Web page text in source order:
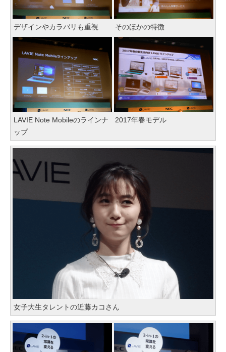
デザインやカラバリも重視 そのほかの特徴
LAVIE Note Mobileのラインナ
ップ
2017年春モデル
女子大生タレントの近藤カコさん